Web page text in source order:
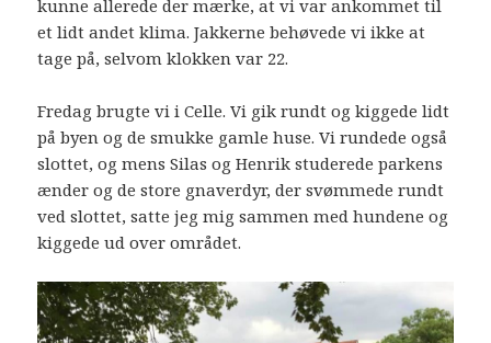
kunne allerede der mærke, at vi var ankommet til
et lidt andet klima. Jakkerne behøvede vi ikke at
tage på, selvom klokken var 22.
Fredag brugte vi i Celle. Vi gik rundt og kiggede lidt
på byen og de smukke gamle huse. Vi rundede også
slottet, og mens Silas og Henrik studerede parkens
ænder og de store gnaverdyr, der svømmede rundt
ved slottet, satte jeg mig sammen med hundene og
kiggede ud over området.